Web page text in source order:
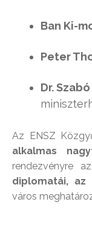
Ban Ki-
Peter
Dr.
Az ENSZ
alkalmas
rendezvényre az
diplomatái, az
város